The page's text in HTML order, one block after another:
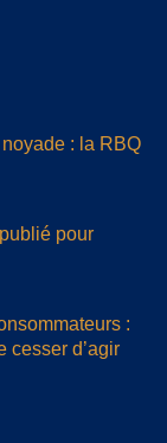
: la RBQ
pour
:
cesser d’agir